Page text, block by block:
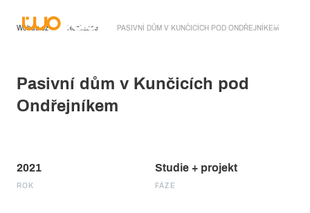
Wobau.cz Realizace PASIVNÍ DŮM V KUNČICÍCH POD ONDŘEJNÍKEM
Pasivní dům v Kunčicích pod
Ondřejníkem
2021
ROK
Studie + projekt
FÁZE